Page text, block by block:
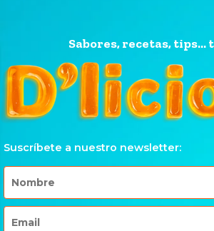
Sabores, recetas, tips...
Suscríbete a nuestro newsletter: